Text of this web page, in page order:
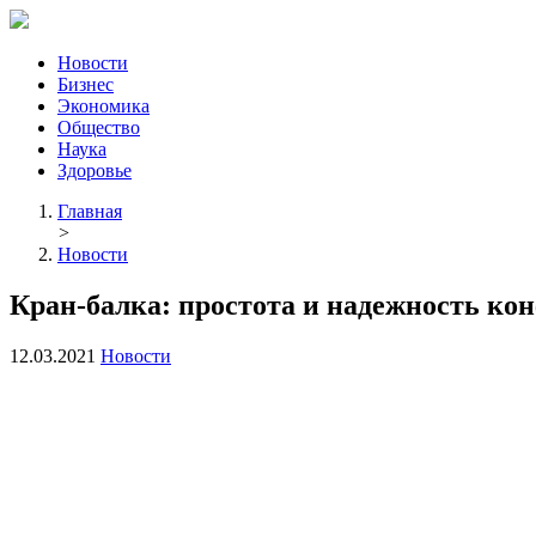
Новости
Бизнес
Экономика
Общество
Наука
Здоровье
Главная
>
Новости
Кран-балка: простота и надежность
12.03.2021 Новости